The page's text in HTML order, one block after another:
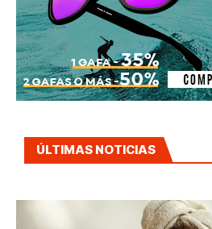
ÚLTIMAS NOTICIAS